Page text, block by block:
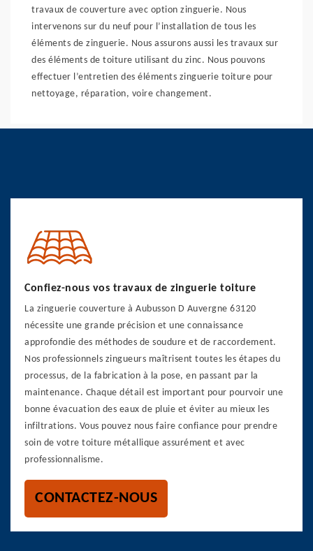
travaux de couverture avec option zinguerie. Nous
intervenons sur du neuf pour l’installation de tous les
éléments de zinguerie. Nous assurons aussi les travaux sur
des éléments de toiture utilisant du zinc. Nous pouvons
effectuer l’entretien des éléments zinguerie toiture pour
nettoyage, réparation, voire changement.
Confiez-nous vos travaux de zinguerie toiture
La zinguerie couverture à Aubusson D Auvergne 63120
nécessite une grande précision et une connaissance
approfondie des méthodes de soudure et de raccordement.
Nos professionnels zingueurs maîtrisent toutes les étapes du
processus, de la fabrication à la pose, en passant par la
maintenance. Chaque détail est important pour pourvoir une
bonne évacuation des eaux de pluie et éviter au mieux les
infiltrations. Vous pouvez nous faire confiance pour prendre
soin de votre toiture métallique assurément et avec
professionnalisme.
CONTACTEZ-NOUS